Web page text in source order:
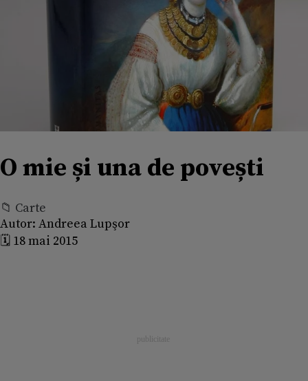
O mie și una de povești
📁 Carte
Autor: Andreea Lupşor
🗓️ 18 mai 2015